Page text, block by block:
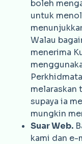
boleh
untuk
Walau
menerima
melaraskan
supaya ia
mungkin
Suar Web.
kami dan e-